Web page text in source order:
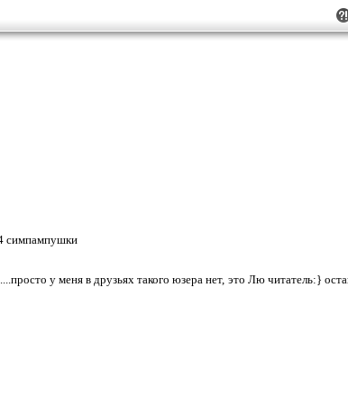
4 симпампушки
у меня в друзьях такого юзера нет, это Лю читатель:}